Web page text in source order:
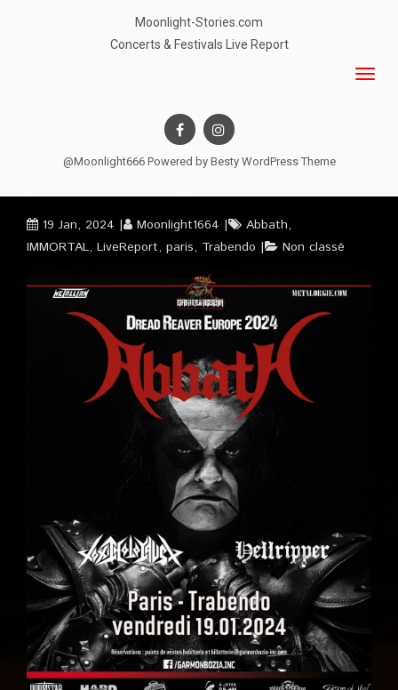
Moonlight-Stories.com
Concerts & Festivals Live Report
@Moonlight666 Powered by Besty WordPress Theme
19 Jan, 2024 Moonlight1664 Abbath,
IMMORTAL, LiveReport, paris, Trabendo Non classé